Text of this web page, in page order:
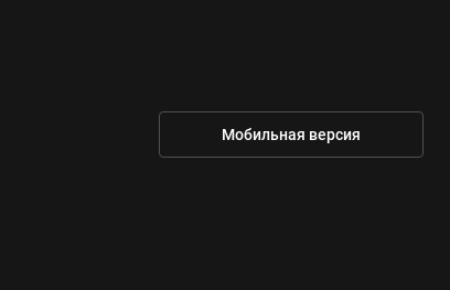
Мобильная версия